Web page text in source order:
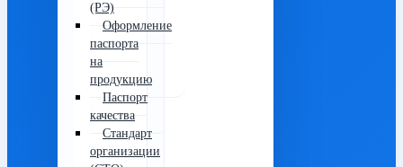
(РЭ)
Оформление
паспорта
на
продукцию
Паспорт
качества
Стандарт
организации